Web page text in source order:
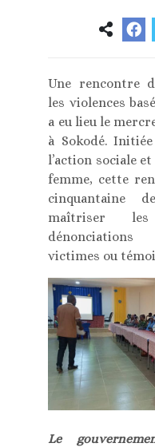
Une rencontre
les violences
a eu lieu le
à Sokodé.
l’action sociale
femme, cette
cinquantaine
maîtriser
victimes ou
Le